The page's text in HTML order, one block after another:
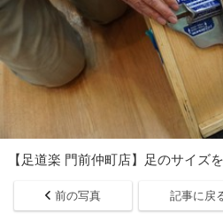
【足道楽 門前仲町店】足のサイズ
前の写真 記事に戻